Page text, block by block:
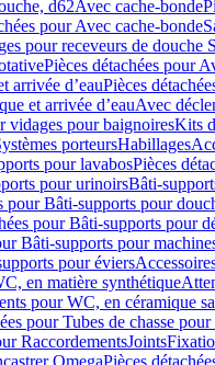
d62Avec cache-bonde
pour Avec cache-bonde
pour receveurs de douche
Pièces détachées pour
arrivée d’eauPièces
et arrivée d’eauAvec
vidages pour baignoiresKits
porteursHabillages
pour lavabosPièces
pour urinoirsBâti-
pour Bâti-supports pour
pour Bâti-supports pour
Bâti-supports pour
pour éviers
en matière synthétique
pour WC, en céramique
pour Tubes de chasse
RaccordementsJoints
OmegaPièces